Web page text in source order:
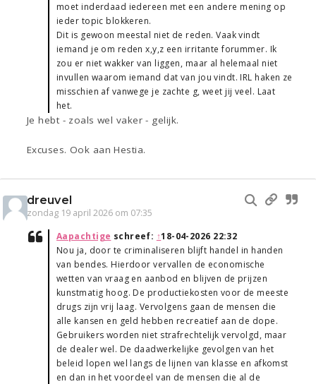
moet inderdaad iedereen met een andere mening op
ieder topic blokkeren.
Dit is gewoon meestal niet de reden. Vaak vindt
iemand je om reden x,y,z een irritante forummer. Ik
zou er niet wakker van liggen, maar al helemaal niet
invullen waarom iemand dat van jou vindt. IRL haken ze
misschien af vanwege je zachte g, weet jij veel. Laat
het.
Je hebt - zoals wel vaker - gelijk.
Excuses. Ook aan Hestia.
dreuvel
zondag 19 april 2026 om 07:35
Aapachtige schreef: ↑18-04-2026 22:32
Nou ja, door te criminaliseren blijft handel in handen
van bendes. Hierdoor vervallen de economische
wetten van vraag en aanbod en blijven de prijzen
kunstmatig hoog. De productiekosten voor de meeste
drugs zijn vrij laag. Vervolgens gaan de mensen die
alle kansen en geld hebben recreatief aan de dope.
Gebruikers worden niet strafrechtelijk vervolgd, maar
de dealer wel. De daadwerkelijke gevolgen van het
beleid lopen wel langs de lijnen van klasse en afkomst
en dan in het voordeel van de mensen die al de